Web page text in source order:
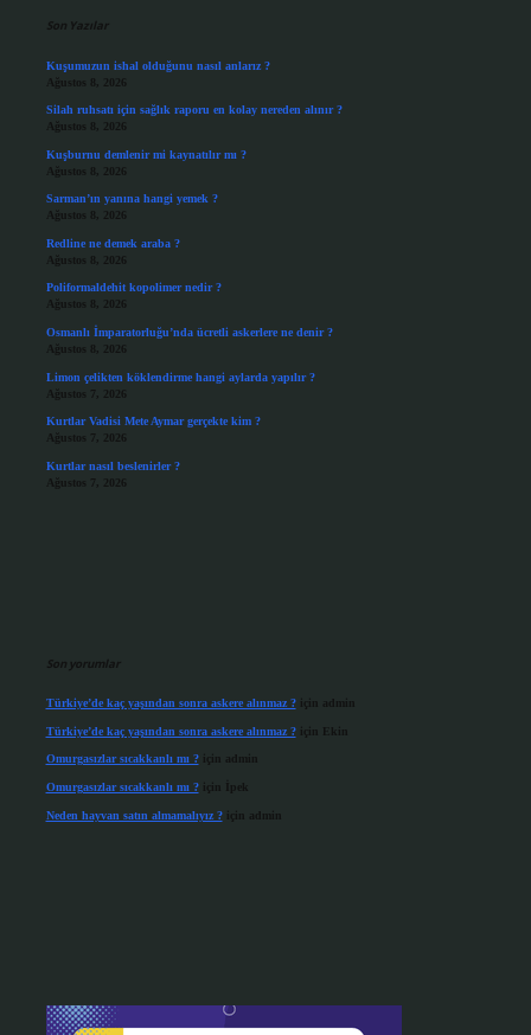
Son Yazılar
Kuşumuzun ishal olduğunu nasıl anlarız ?
Ağustos 8, 2026
Silah ruhsatı için sağlık raporu en kolay nereden alınır ?
Ağustos 8, 2026
Kuşburnu demlenir mi kaynatılır mı ?
Ağustos 8, 2026
Sarman’ın yanına hangi yemek ?
Ağustos 8, 2026
Redline ne demek araba ?
Ağustos 8, 2026
Poliformaldehit kopolimer nedir ?
Ağustos 8, 2026
Osmanlı İmparatorluğu’nda ücretli askerlere ne denir ?
Ağustos 8, 2026
Limon çelikten köklendirme hangi aylarda yapılır ?
Ağustos 7, 2026
Kurtlar Vadisi Mete Aymar gerçekte kim ?
Ağustos 7, 2026
Kurtlar nasıl beslenirler ?
Ağustos 7, 2026
Son yorumlar
Türkiye’de kaç yaşından sonra askere alınmaz ?için admin
Türkiye’de kaç yaşından sonra askere alınmaz ?için Ekin
Omurgasızlar sıcakkanlı mı ?için admin
Omurgasızlar sıcakkanlı mı ?için İpek
Neden hayvan satın almamalıyız ?için admin